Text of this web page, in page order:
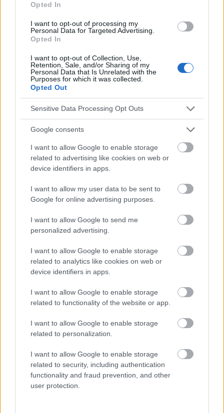
Opted In
I want to opt-out of processing my
Personal Data for Targeted Advertising.
Opted In
I want to opt-out of Collection, Use,
Retention, Sale, and/or Sharing of my
Personal Data that Is Unrelated with the
Purposes for which it was collected.
Opted Out
Sensitive Data Processing Opt Outs
Google consents
I want to allow Google to enable storage
related to advertising like cookies on web or
device identifiers in apps.
I want to allow my user data to be sent to
Google for online advertising purposes.
I want to allow Google to send me
personalized advertising.
I want to allow Google to enable storage
related to analytics like cookies on web or
device identifiers in apps.
I want to allow Google to enable storage
related to functionality of the website or app.
I want to allow Google to enable storage
related to personalization.
I want to allow Google to enable storage
related to security, including authentication
functionality and fraud prevention, and other
user protection.
NOUS RECOMMANDONS LES CONTENUS DE LA
CATÉGORIETRAITEMENT ET PRÉVENTION